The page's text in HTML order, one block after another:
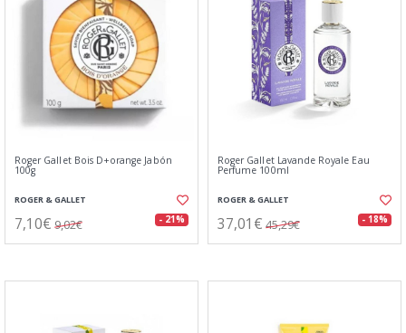
Roger Gallet Bois D+orange Jabón
100g
ROGER & GALLET
7,10€ 9,02€ - 21%
Roger Gallet Lavande Royale Eau
Perfume 100ml
ROGER & GALLET
37,01€ 45,29€ - 18%